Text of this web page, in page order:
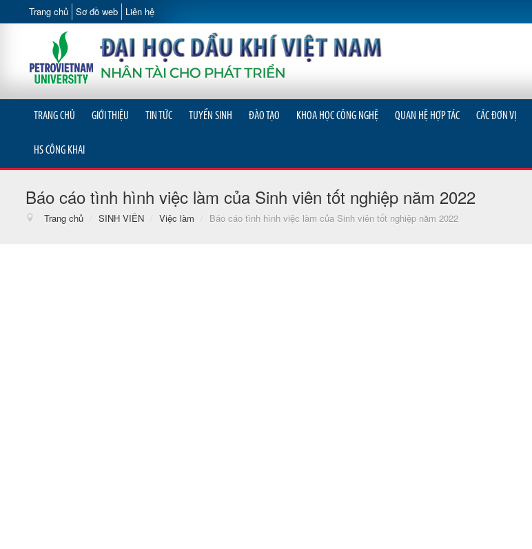
Trang chủ Sơ đồ web Liên hệ
TRANG CHỦ GIỚI THIỆU TIN TỨC TUYỂN SINH ĐÀO TẠO KHOA HỌC CÔNG NGHỆ QUAN HỆ HỢP TÁC CÁC ĐƠN VỊ
HS CÔNG KHAI
Báo cáo tình hình việc làm của Sinh viên tốt nghiệp năm 2022
Trang chủ / SINH VIÊN / Việc làm / Báo cáo tình hình việc làm của Sinh viên tốt nghiệp năm 2022